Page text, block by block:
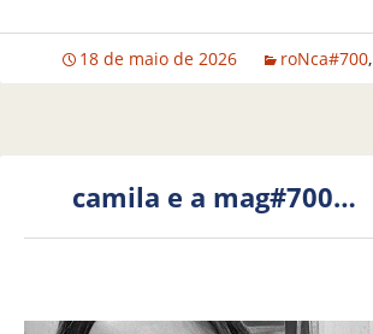
18 de maio de 2026 roNca#700,
camila e a mag#700…